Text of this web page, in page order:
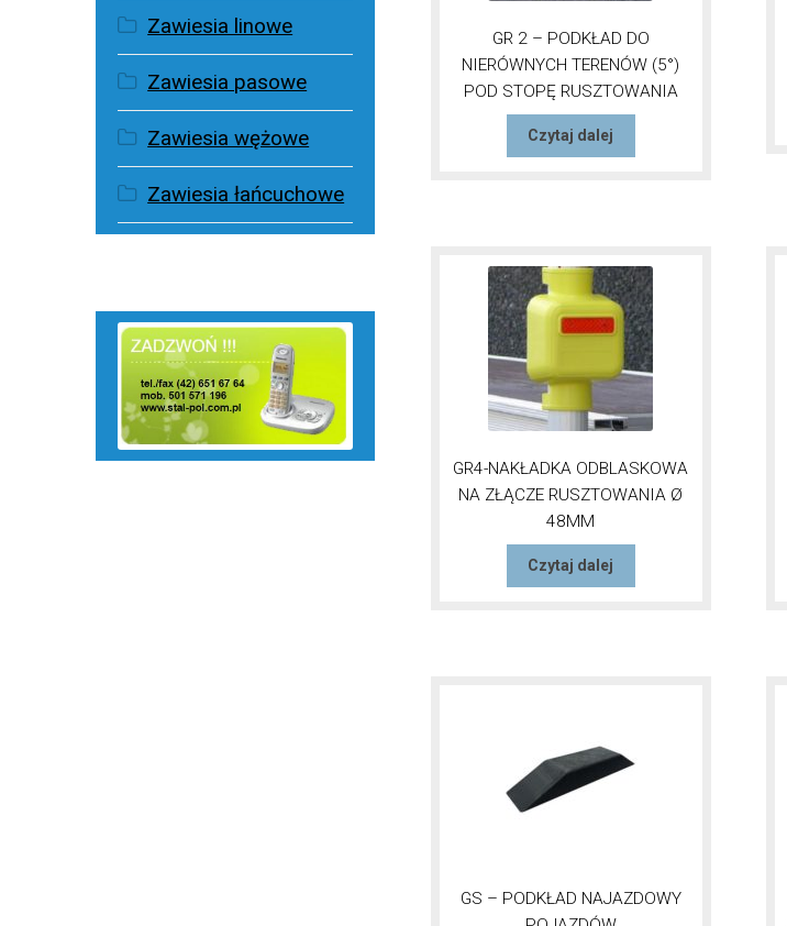
GR 2 – PODKŁAD DO
NIERÓWNYCH TERENÓW (5°)
POD STOPĘ RUSZTOWANIA
Czytaj dalej
GR4-NAKŁADKA ODBLASKOWA
NA ZŁĄCZE RUSZTOWANIA Ø
48MM
Czytaj dalej
GS – PODKŁAD NAJAZDOWY
Zawiesia linowe
Zawiesia pasowe
Zawiesia wężowe
Zawiesia łańcuchowe